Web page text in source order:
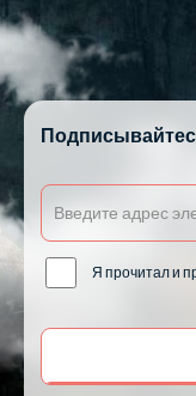
Я прочитал и